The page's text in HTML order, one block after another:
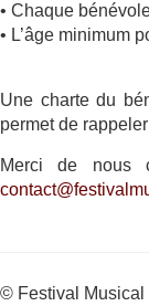
• Chaque
• L’âge minimum
Une charte du
permet de
Merci de nous
© Festival Musical